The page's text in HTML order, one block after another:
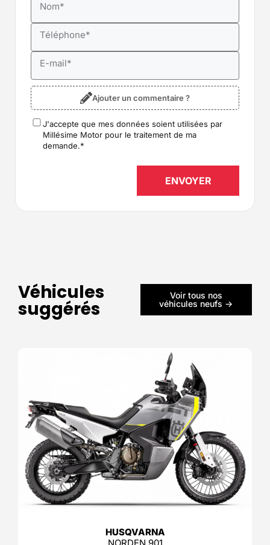
Nom*
Téléphone*
E-mail*
Ajouter un commentaire ?
RGPD*
J'accepte que mes données soient utilisées par
Millésime Motor pour le traitement de ma
demande.*
Véhicules
suggérés
Voir tous nos
véhicules neufs ->
HUSQVARNA